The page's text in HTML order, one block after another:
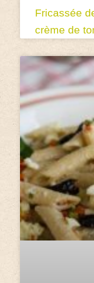
Fricassée
crème de